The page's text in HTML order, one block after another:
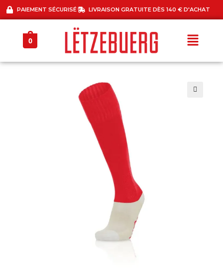
PAIEMENT SÉCURISÉ LIVRAISON GRATUITE DÈS 140 € D'ACHAT
0